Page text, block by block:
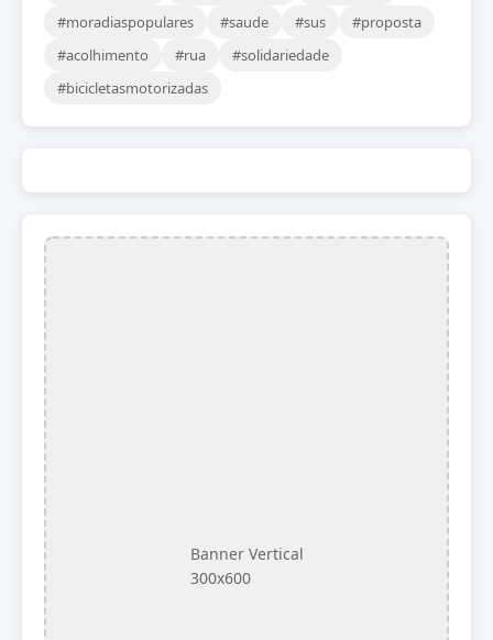
#moradiaspopulares
#saude #sus
#proposta
#acolhimento
#rua
#solidariedade
#bicicletasmotorizadas
Banner Vertical
300x600